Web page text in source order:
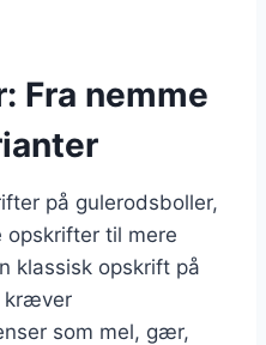
Fra nemme
på gulerodsboller,
til mere
klassisk opskrift på
kræver
som mel, gær,